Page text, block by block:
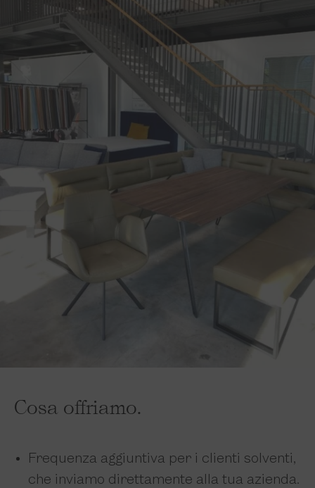
Cosa offriamo.
Frequenza aggiuntiva per i clienti solventi,
che inviamo direttamente alla tua azienda.